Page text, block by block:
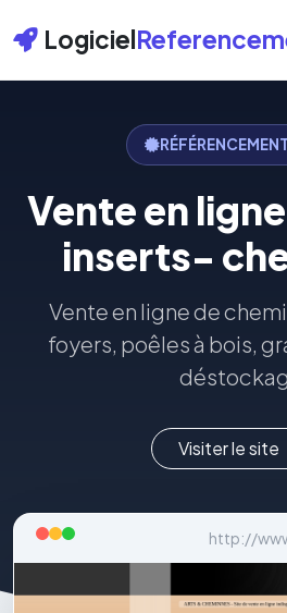
Logiciel
Vente en
inserts-
Vente en ligne de
foyers, poêles à bois,
Visiter le site
http://